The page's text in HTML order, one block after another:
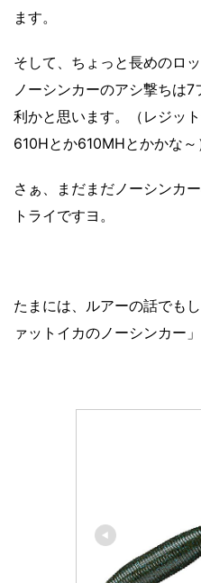
ます。
そして、ちょっと長めのロ
ノーシンカーのアシ撃ちは
利かと思います。（レジッ
610Hとか610MHとかかな～
さぁ、まだまだノーシンカ
トライですヨ。
たまには、ルアーの話でも
ァットイカのノーシンカー